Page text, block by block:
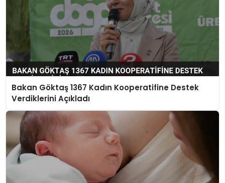
Bakan Göktaş 1367 Kadın Kooperatifine Destek
Verdiklerini Açıkladı